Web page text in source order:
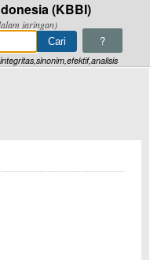
(KBBI)
jaringan)
?